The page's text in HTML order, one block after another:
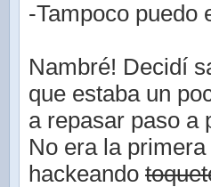
-Tampoco puedo
Nambré! Decidí
que estaba un
a repasar paso a
No era la
hackeando